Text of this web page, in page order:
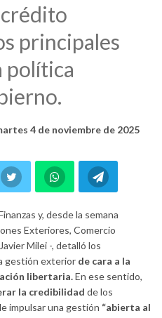
principales
política
4 de noviembre de 2025
y, desde la semana
Exteriores, Comercio
Milei -, detalló los
gestión exterior de cara a la
libertaria.En ese sentido,
la credibilidad de los
impulsar una gestión “abierta al